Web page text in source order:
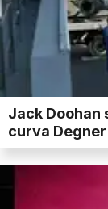
Jack Doohan
curva Degner